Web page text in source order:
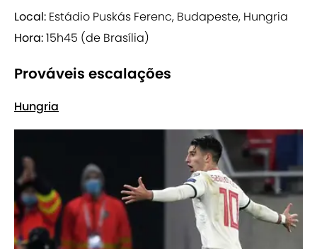
Local: Estádio Puskás Ferenc, Budapeste, Hungria
Hora:15h45 (de Brasília)
Prováveis escalações
Hungria